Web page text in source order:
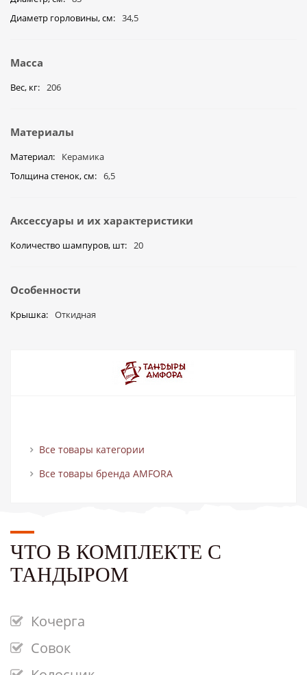
Диаметр горловины, см
34,5
Масса
Вес, кг 206
Материалы
Материал
Керамика
Толщина стенок, см
6,5
Аксессуары и их характеристики
Количество шампуров, шт 20
Особенности
Крышка Откидная
Все товары категории
Все товары бренда AMFORA
ЧТО В КОМПЛЕКТЕ С
ТАНДЫРОМ
Кочерга
Совок